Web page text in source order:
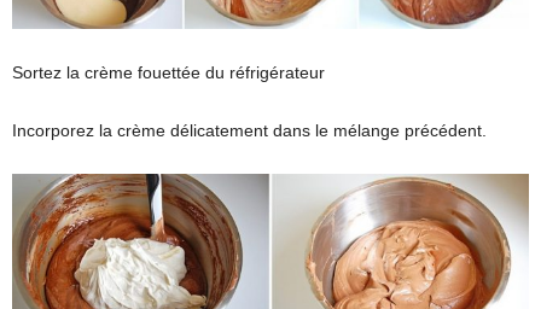
Sortez la crème fouettée du réfrigérateur
Incorporez la crème délicatement dans le mélange précédent.